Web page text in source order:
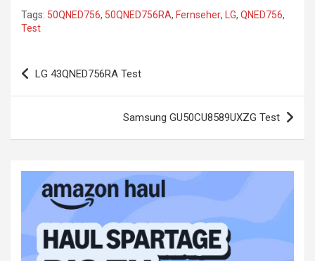
Tags: 50QNED756, 50QNED756RA, Fernseher, LG, QNED756,
Test
Beitragsnavigation
LG 43QNED756RA Test
Samsung GU50CU8589UXZG Test